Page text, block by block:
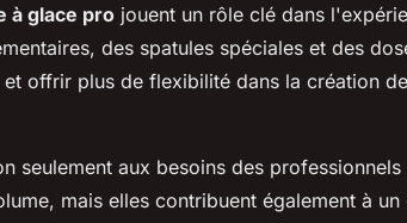
à glace pro jouent un rôle clé dans
des spatules spéciales et des
offrir plus de flexibilité dans la création
seulement aux besoins des
mais elles contribuent également à un